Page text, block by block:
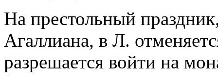
На престольный
Агаллиана, в Л.
разрешается войти на